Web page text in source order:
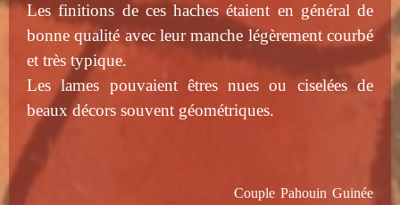
Les finitions de ces haches étaient en général de
bonne qualité avec leur manche légèrement courbé
et très typique.
Les lames pouvaient êtres nues ou ciselées de
beaux décors souvent géométriques.
Couple Pahouin Guinée